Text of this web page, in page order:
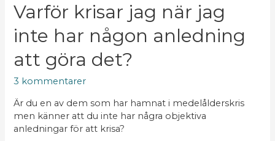
Varför krisar jag när jag
inte har någon anledning
att göra det?
3 kommentarer
Är du en av dem som har hamnat i medelålderskris
men känner att du inte har några objektiva
anledningar för att krisa?